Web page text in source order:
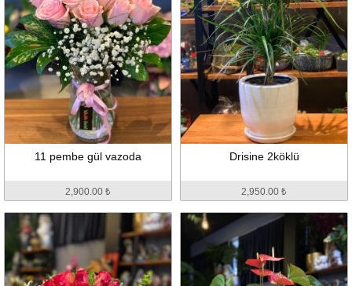
11 pembe gül vazoda
2,900.00 ₺
Drisine 2köklü
2,950.00 ₺